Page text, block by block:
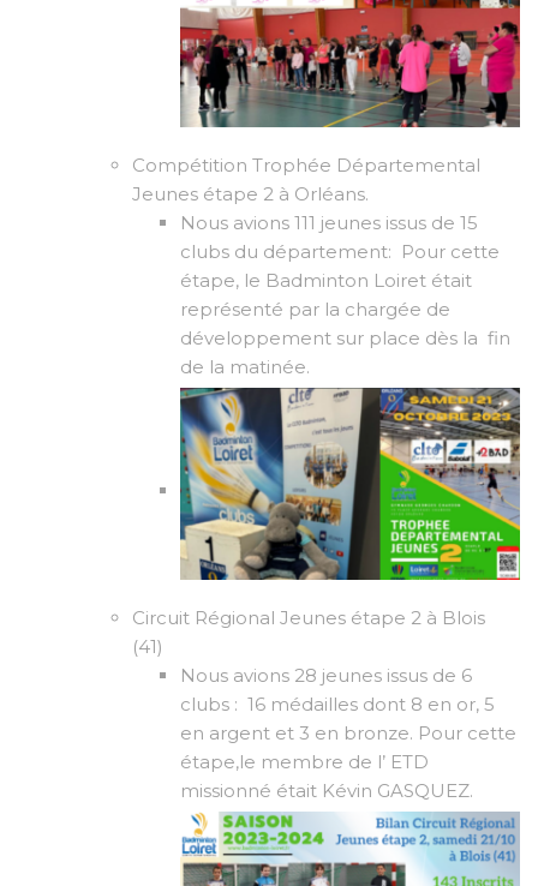
Compétition Trophée Départemental
Jeunes étape 2 à Orléans.
Nous avions 111 jeunes issus de 15
clubs du département: Pour cette
étape, le Badminton Loiret était
représenté par la chargée de
développement sur place dès la fin
de la matinée.
Circuit Régional Jeunes étape 2 à Blois
(41)
Nous avions 28 jeunes issus de 6
clubs : 16 médailles dont 8 en or, 5
en argent et 3 en bronze. Pour cette
étape,le membre de l’ ETD
missionné était Kévin GASQUEZ.